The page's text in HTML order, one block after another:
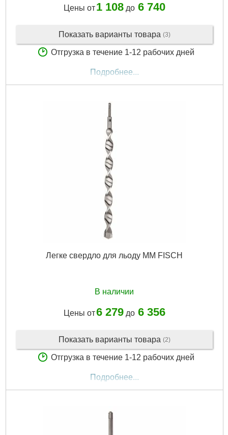
Цены от 1 108до 6 740
Показать варианты товара (3)
Отгрузка в течение 1-12 рабочих дней
Подробнее...
Легке свердло для льоду MM FISCH
В наличии
Цены от6 279до 6 356
Показать варианты товара (2)
Отгрузка в течение 1-12 рабочих дней
Подробнее...